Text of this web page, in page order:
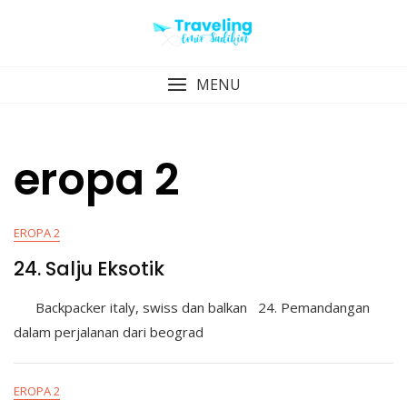
MENU
eropa 2
EROPA 2
24. Salju Eksotik
Backpacker italy, swiss dan balkan 24. Pemandangan
dalam perjalanan dari beograd
EROPA 2